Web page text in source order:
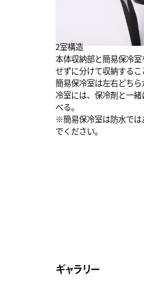
2室構造
本体収納部と簡易保冷
せずに分けて収納するこ
簡易保冷室は左右どち
冷室には、保冷剤と一
べる。
※簡易保冷室は防水で
でください。
ギャラリー